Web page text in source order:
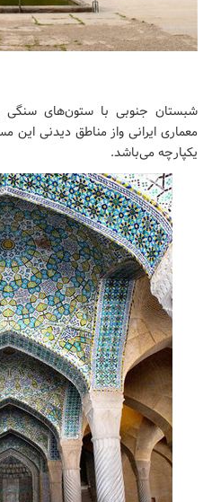
شبستان جنوبی با ستون‌های سنگی
یکپارچه می‌باشد.